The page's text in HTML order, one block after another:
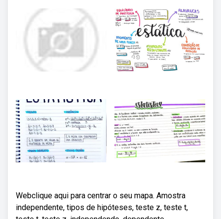
Webclique aqui para centrar o seu mapa. Amostra
independente, tipos de hipóteses, teste z, teste t,